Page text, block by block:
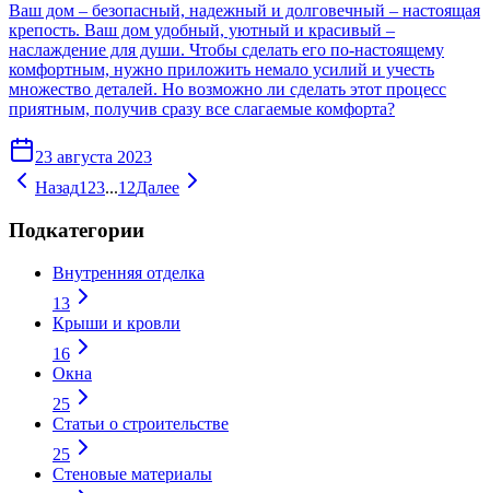
Ваш дом – безопасный, надежный и долговечный – настоящая
крепость. Ваш дом удобный, уютный и красивый –
наслаждение для души. Чтобы сделать его по-настоящему
комфортным, нужно приложить немало усилий и учесть
множество деталей. Но возможно ли сделать этот процесс
приятным, получив сразу все слагаемые комфорта?
23 августа 2023
Назад123...12Далее
Подкатегории
Внутренняя отделка
13
Крыши и кровли
16
Окна
25
Статьи о строительстве
25
Стеновые материалы